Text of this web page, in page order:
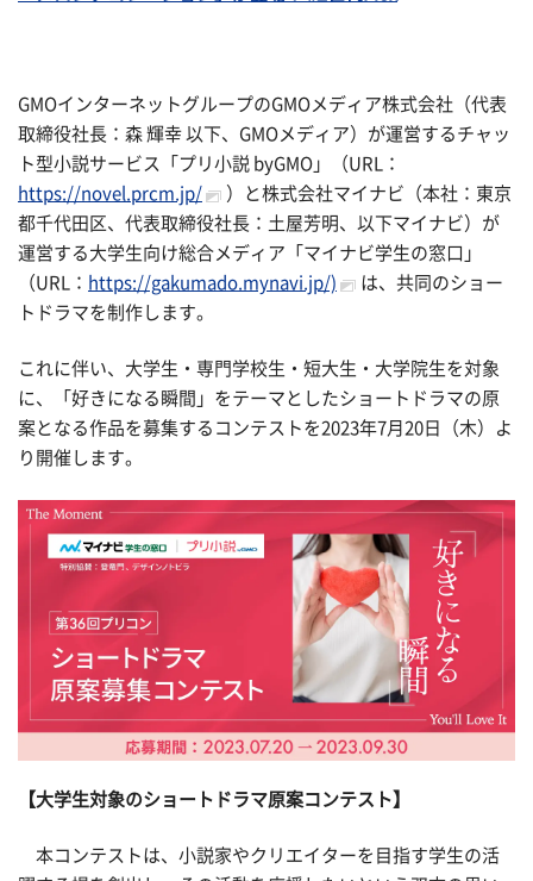
GMOインターネットグループのGMOメディア株式会社（代表
取締役社長：森 輝幸 以下、GMOメディア）が運営するチャッ
ト型小説サービス「プリ小説 byGMO」（URL：
https://novel.prcm.jp/
）と株式会社マイナビ（本社：東京
都千代田区、代表取締役社長：土屋芳明、以下マイナビ）が
運営する大学生向け総合メディア「マイナビ学生の窓口」
（URL： https://gakumado.mynavi.jp/)
は、共同のショー
トドラマを制作します。
これに伴い、大学生・専門学校生・短大生・大学院生を対象
に、「好きになる瞬間」をテーマとしたショートドラマの原
案となる作品を募集するコンテストを2023年7月20日（木）よ
り開催します。
【大学生対象のショートドラマ原案コンテスト】
本コンテストは、小説家やクリエイターを目指す学生の活